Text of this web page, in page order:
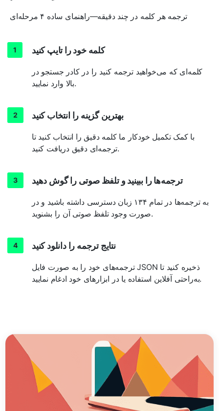
ترجمه هر کلمه در چند دقیقه—راهنمای ساده ۴ مرحله‌ای
کلمه خود را تایپ کنید
کلمه‌ای که می‌خواهید ترجمه کنید را در کادر جستجو در
بالا وارد نمایید.
بهترین گزینه را انتخاب کنید
با کمک تکمیل خودکار ما کلمه دقیق را انتخاب کنید تا
ترجمه‌ای دقیق دریافت کنید.
ترجمه‌ها را ببینید و تلفظ صوتی را گوش دهید
به ترجمه‌ها در تمام ۱۳۴ زبان دسترسی داشته باشید و در
صورت وجود تلفظ صوتی آن را بشنوید.
نتایج ترجمه را دانلود کنید
ترجمه‌های خود را به صورت فایل JSON ذخیره کنید تا
به‌راحتی آفلاین استفاده یا در ابزارهای خود ادغام نمایید.